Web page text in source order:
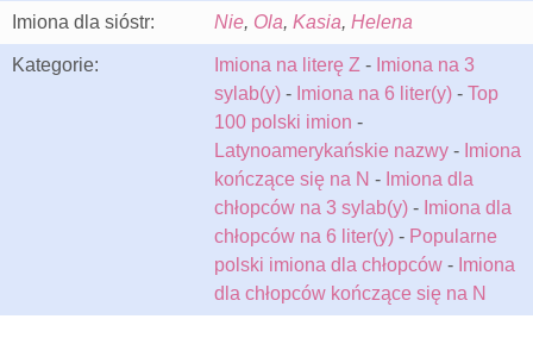
Imiona dla sióstr: Nie, Ola, Kasia, Helena
Kategorie: Imiona na literę Z - Imiona na 3
sylab(y) - Imiona na 6 liter(y) - Top
100 polski imion -
Latynoamerykańskie nazwy - Imiona
kończące się na N - Imiona dla
chłopców na 3 sylab(y) - Imiona dla
chłopców na 6 liter(y) - Popularne
polski imiona dla chłopców - Imiona
dla chłopców kończące się na N